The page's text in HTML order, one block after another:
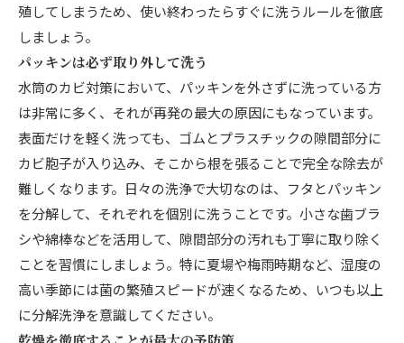
殖してしまうため、使い終わったらすぐに洗うルールを徹底
しましょう。
パッキンは必ず取り外して洗う
水筒のカビ対策において、パッキンを外さずに洗っている方
は非常に多く、それが再発の最大の原因にもなっています。
表面だけを軽く洗っても、ゴムとプラスチックの隙間部分に
カビ胞子が入り込み、そこから根を張ることで完全な除去が
難しくなります。日々の洗浄で大切なのは、フタとパッキン
を分解して、それぞれを個別に洗うことです。小さな歯ブラ
シや綿棒などを活用して、隙間部分の汚れも丁寧に取り除く
ことを習慣にしましょう。特に夏場や梅雨時期など、湿度の
高い季節には菌の繁殖スピードが速くなるため、いつも以上
に分解洗浄を意識してください。